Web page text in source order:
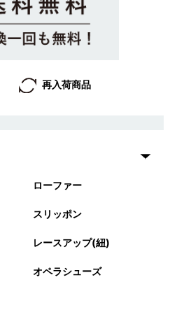
再入荷商品
ローファー
スリッポン
レースアップ(紐)
オペラシューズ